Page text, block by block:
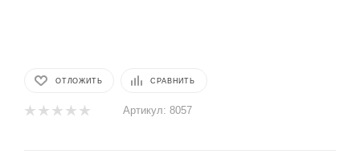
ОТЛОЖИТЬ СРАВНИТЬ
Артикул: 8057